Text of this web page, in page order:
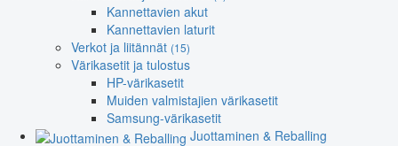
Kannettavien akut
Kannettavien laturit
Verkot ja liitännät (15)
Värikasetit ja tulostus
HP-värikasetit
Muiden valmistajien värikasetit
Samsung-värikasetit
Juottaminen & Reballing